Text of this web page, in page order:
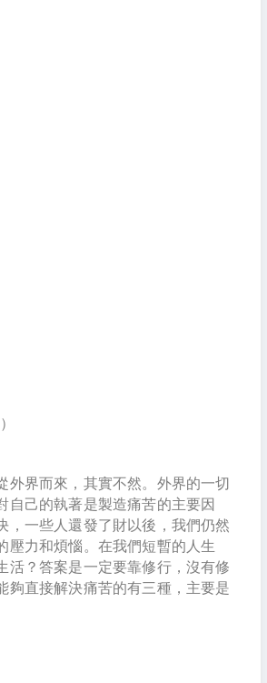
外界而來，其實不然。外界的一切
自己的執著是製造痛苦的主要因
，一些人還發了財以後，我們仍然
壓力和煩惱。在我們短暫的人生
活？答案是一定要靠修行，沒有修
夠直接解決痛苦的有三種，主要是